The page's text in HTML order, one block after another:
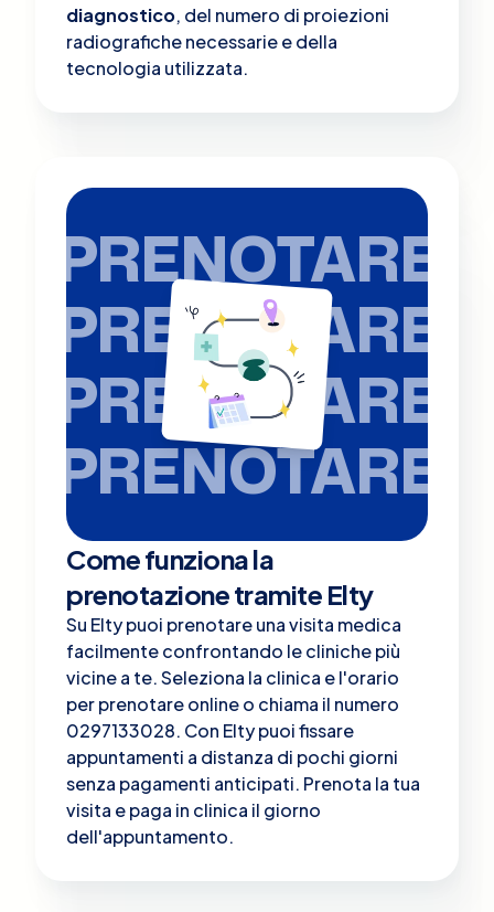
diagnostico, del numero di proiezioni
radiografiche necessarie e della
tecnologia utilizzata.
PRENOTARE
PRENOTARE
PRENOTARE
PRENOTARE
Come funziona la
prenotazione tramite Elty
Su Elty puoi prenotare una visita medica
facilmente confrontando le cliniche più
vicine a te. Seleziona la clinica e l'orario
per prenotare online o chiama il numero
0297133028. Con Elty puoi fissare
appuntamenti a distanza di pochi giorni
senza pagamenti anticipati. Prenota la tua
visita e paga in clinica il giorno
dell'appuntamento.